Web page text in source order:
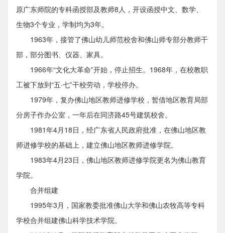
原广东师院的专科函授部及教师8人，开设函授中文、数学、
生物3个专业，学制均为3年。
1963年，接管了佛山幼儿师范校舍和佛山师专部分教师干
部，部分图书、仪器、家具。
1966年“文化大革命”开始，停止招生。1968年，在校教职
工被下放到“五·七”干校劳动，学校停办。
1979年，复办佛山地区教师进修学校，暂借地区教育局部
分房子作办公室，一年后在同济路45号建筑校舍。
1981年4月18日，经广东省人民政府批准，在佛山地区教
师进修学校的基础上，建立佛山地区教师进修学院。
1983年4月23日，佛山地区教师进修学院更名为佛山教育
学院。
合并组建
1995年3月，国家教委批准佛山大学和佛山农牧高等专科
学校合并组建佛山科学技术学院。